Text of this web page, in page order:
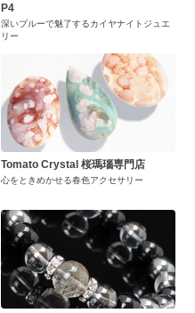
P4
深いブルーで魅了するカイヤナイトジュエ
リー
Tomato Crystal 桜瑪瑙専門店
心をときめかせる春色アクセサリー